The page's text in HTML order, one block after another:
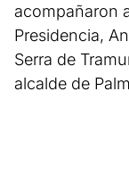
acompañaron
Presidencia,
Serra de
alcalde de